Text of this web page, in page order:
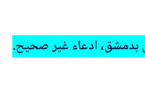
بدمشق، ادعاء غير صحيح.